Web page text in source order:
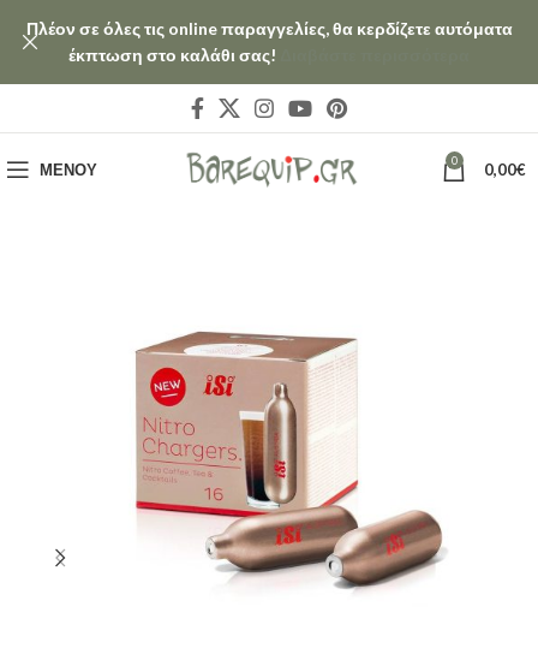
ΜΕΝΟΎ 0 0,00€
Πλέον σε όλες τις online παραγγελίες, θα κερδίζετε αυτόματα
έκπτωση στο καλάθι σας!